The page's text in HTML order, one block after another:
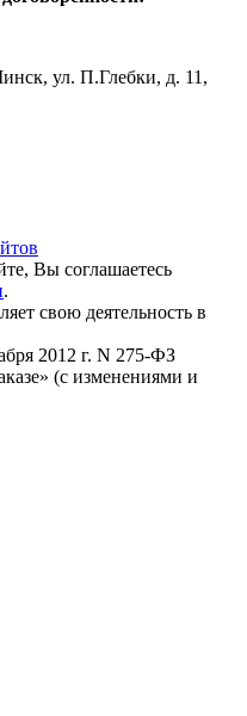
ул. П.Глебки, д. 11,
Вы соглашаетесь
.
свою деятельность в
2012 г. N 275-ФЗ
(с изменениями и